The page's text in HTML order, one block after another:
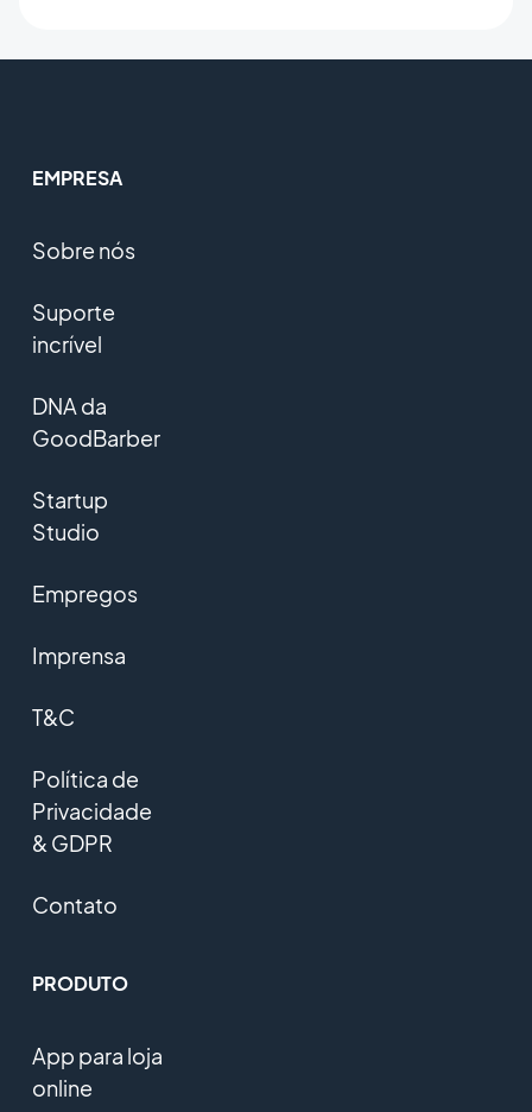
EMPRESA
Sobre nós
Suporte
incrível
DNA da
GoodBarber
Startup
Studio
Empregos
Imprensa
T&C
Política de
Privacidade
& GDPR
Contato
PRODUTO
App para loja
online